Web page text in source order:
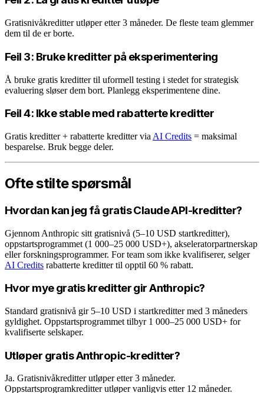
Gratisnivåkreditter utløper etter 3 måneder. De fleste team glemmer
dem til de er borte.
Feil 3: Bruke kreditter på eksperimentering
Å bruke gratis kreditter til uformell testing i stedet for strategisk
evaluering sløser dem bort. Planlegg eksperimentene dine.
Feil 4: Ikke stable med rabatterte kreditter
Gratis kreditter + rabatterte kreditter via AI Credits = maksimal
besparelse. Bruk begge deler.
Ofte stilte spørsmål
Hvordan kan jeg få gratis Claude API-kreditter?
Gjennom Anthropic sitt gratisnivå (5–10 USD startkreditter),
oppstartsprogrammet (1 000–25 000 USD+), akseleratorpartnerskap
eller forskningsprogrammer. For team som ikke kvalifiserer, selger
AI Credits rabatterte kreditter til opptil 60 % rabatt.
Hvor mye gratis kreditter gir Anthropic?
Standard gratisnivå gir 5–10 USD i startkreditter med 3 måneders
gyldighet. Oppstartsprogrammet tilbyr 1 000–25 000 USD+ for
kvalifiserte selskaper.
Utløper gratis Anthropic-kreditter?
Ja. Gratisnivåkreditter utløper etter 3 måneder.
Oppstartsprogramkreditter utløper vanligvis etter 12 måneder.